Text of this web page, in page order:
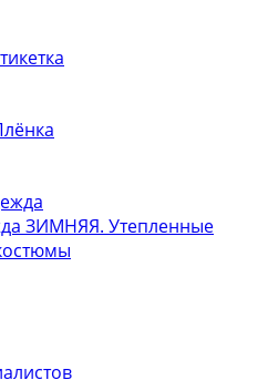
ЗИМНЯЯ. Утепленные